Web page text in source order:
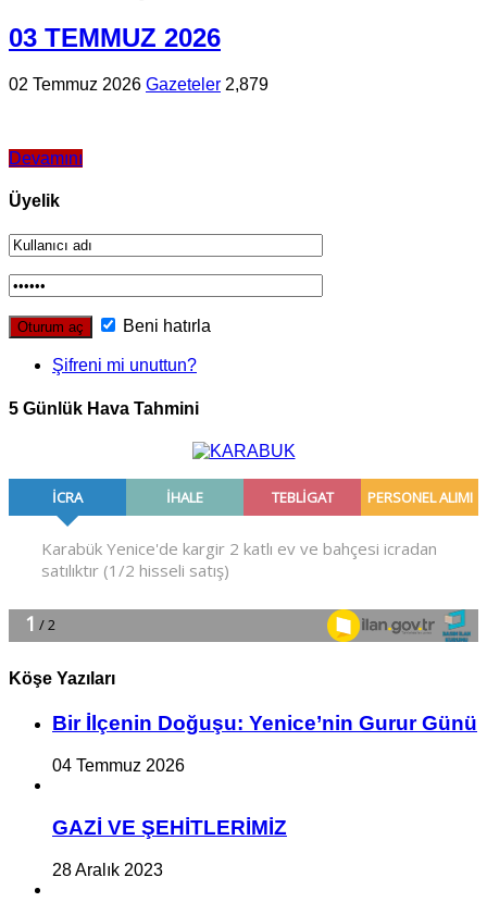
03 TEMMUZ 2026
02 Temmuz 2026 Gazeteler 2,879
Devamını
Üyelik
Beni hatırla
Şifreni mi unuttun?
5 Günlük Hava Tahmini
Köşe Yazıları
Bir İlçe­nin Do­ğu­şu: Ye­ni­ce’nin Gurur Günü
04 Temmuz 2026
GAZİ VE ŞEHİTLERİMİZ
28 Aralık 2023